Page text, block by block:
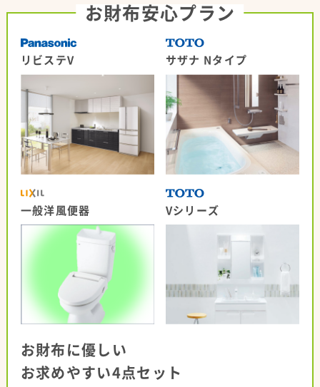
お財布安心プラン
リビステV サザナ Nタイプ
一般洋風便器 Vシリーズ
お財布に優しい
お求めやすい4点セット